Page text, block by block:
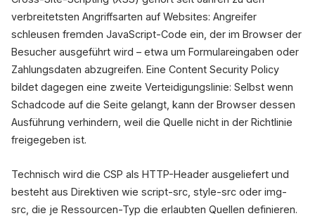
verbreitetsten Angriffsarten auf Websites: Angreifer
schleusen fremden JavaScript-Code ein, der im Browser der
Besucher ausgeführt wird – etwa um Formulareingaben oder
Zahlungsdaten abzugreifen. Eine Content Security Policy
bildet dagegen eine zweite Verteidigungslinie: Selbst wenn
Schadcode auf die Seite gelangt, kann der Browser dessen
Ausführung verhindern, weil die Quelle nicht in der Richtlinie
freigegeben ist.
Technisch wird die CSP als HTTP-Header ausgeliefert und
besteht aus Direktiven wie script-src, style-src oder img-
src, die je Ressourcen-Typ die erlaubten Quellen definieren.